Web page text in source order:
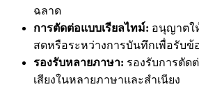
ฉลาด
การตัดต่อแบบเรียลไทม์: อนุญาตใ
สดหรือระหว่างการบันทึกเพื่อรับข้
รองรับหลายภาษา: รองรับการตัด
เสียงในหลายภาษาและสำเนียง